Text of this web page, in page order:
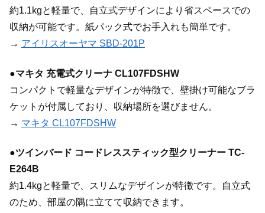
約1.1kgと軽量で、自立式デザインにより省スペースでの
収納が可能です。紙パック式でお手入れも簡単です。
→ アイリスオーヤマ SBD-201P
●マキタ 充電式クリーナ CL107FDSHW
コンパクトで軽量なデザインが特徴で、壁掛け可能なブラ
ケットが付属しており、収納場所を選びません。
→ マキタ CL107FDSHW
●ツインバード コードレススティック型クリーナー TC-
E264B
約1.4kgと軽量で、スリムなデザインが特徴です。自立式
のため、部屋の隅に立てて収納できます。